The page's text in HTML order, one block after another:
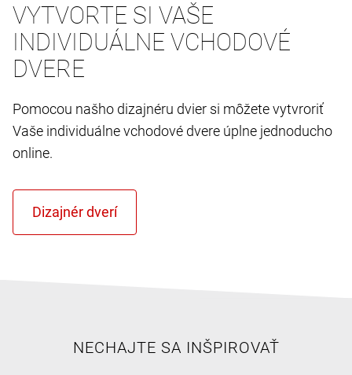
VYTVORTE SI VAŠE
INDIVIDUÁLNE VCHODOVÉ
DVERE
Pomocou našho dizajnéru dvier si môžete vytvroriť
Vaše individuálne vchodové dvere úplne jednoducho
online.
NECHAJTE SA INŠPIROVAŤ